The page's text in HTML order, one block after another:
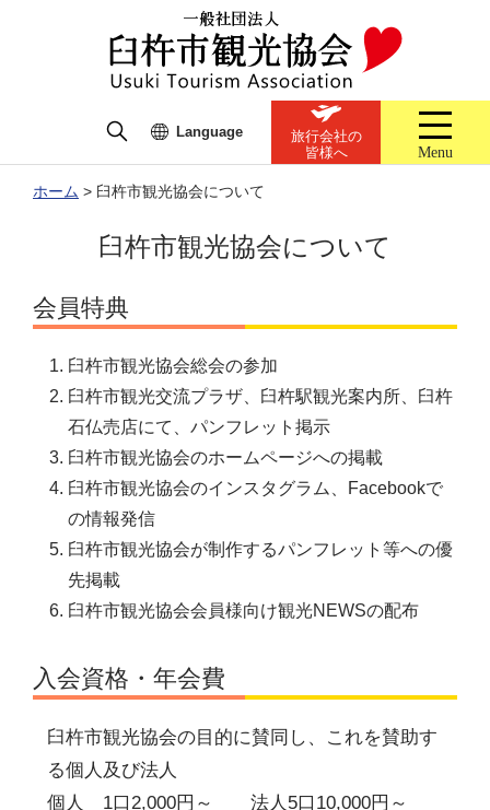
Language
旅行会社の
皆様へ
Menu
ホーム > 臼杵市観光協会について
臼杵市観光協会について
会員特典
臼杵市観光協会総会の参加
臼杵市観光交流プラザ、臼杵駅観光案内所、臼杵
石仏売店にて、パンフレット掲示
臼杵市観光協会のホームページへの掲載
臼杵市観光協会のインスタグラム、Facebookで
の情報発信
臼杵市観光協会が制作するパンフレット等への優
先掲載
臼杵市観光協会会員様向け観光NEWSの配布
入会資格・年会費
臼杵市観光協会の目的に賛同し、これを賛助す
る個人及び法人
個人 1口2,000円～ 法人5口10,000円～